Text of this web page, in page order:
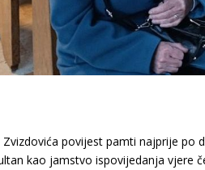
Zvizdovića povijest pamti najprije
kao jamstvo ispovijedanja vjere